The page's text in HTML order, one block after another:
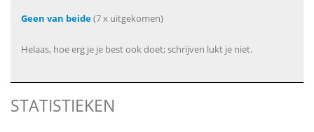
Geen van beide(7 x uitgekomen)
Helaas, hoe erg je je best ook doet; schrijven lukt je niet.
STATISTIEKEN